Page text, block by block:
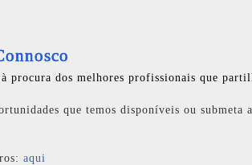
à procura dos melhores profissionais que
que temos disponíveis ou submeta
aqui